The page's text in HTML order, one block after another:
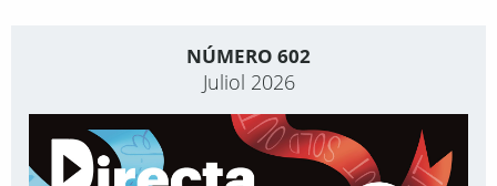
NÚMERO 602
Juliol 2026